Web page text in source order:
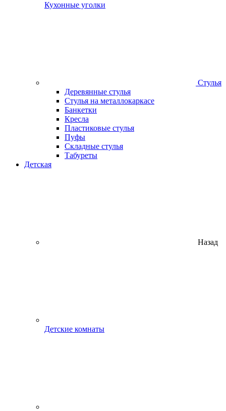
Кухонные уголки
Стулья
Деревянные стулья
Стулья на металлокаркасе
Банкетки
Кресла
Пластиковые стулья
Пуфы
Складные стулья
Табуреты
Детская
Назад
Детские комнаты